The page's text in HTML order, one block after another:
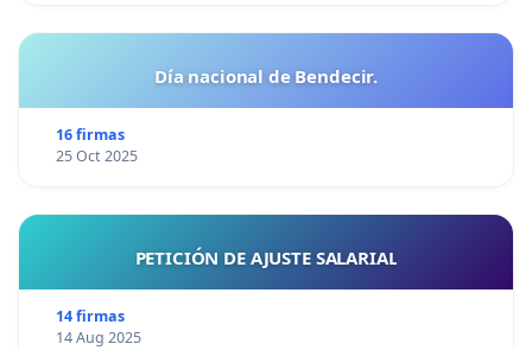
Día nacional de Bendecir.
16 firmas
25 Oct 2025
PETICIÓN DE AJUSTE SALARIAL
14 firmas
14 Aug 2025